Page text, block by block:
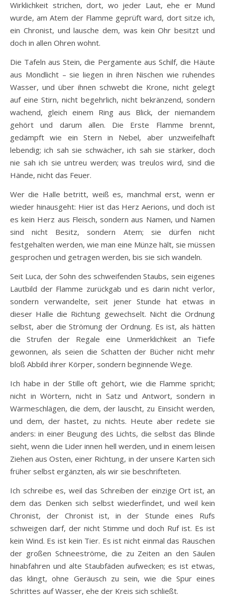
Wirklichkeit strichen, dort, wo jeder Laut, ehe er Mund
wurde, am Atem der Flamme geprüft ward, dort sitze ich,
ein Chronist, und lausche dem, was kein Ohr besitzt und
doch in allen Ohren wohnt.
Die Tafeln aus Stein, die Pergamente aus Schilf, die Häute
aus Mondlicht – sie liegen in ihren Nischen wie ruhendes
Wasser, und über ihnen schwebt die Krone, nicht gelegt
auf eine Stirn, nicht begehrlich, nicht bekränzend, sondern
wachend, gleich einem Ring aus Blick, der niemandem
gehört und darum allen. Die Erste Flamme brennt,
gedämpft wie ein Stern in Nebel, aber unzweifelhaft
lebendig; ich sah sie schwächer, ich sah sie stärker, doch
nie sah ich sie untreu werden; was treulos wird, sind die
Hände, nicht das Feuer.
Wer die Halle betritt, weiß es, manchmal erst, wenn er
wieder hinausgeht: Hier ist das Herz Aerions, und doch ist
es kein Herz aus Fleisch, sondern aus Namen, und Namen
sind nicht Besitz, sondern Atem; sie dürfen nicht
festgehalten werden, wie man eine Münze hält, sie müssen
gesprochen und getragen werden, bis sie sich wandeln.
Seit Luca, der Sohn des schweifenden Staubs, sein eigenes
Lautbild der Flamme zurückgab und es darin nicht verlor,
sondern verwandelte, seit jener Stunde hat etwas in
dieser Halle die Richtung gewechselt. Nicht die Ordnung
selbst, aber die Strömung der Ordnung. Es ist, als hätten
die Strufen der Regale eine Unmerklichkeit an Tiefe
gewonnen, als seien die Schatten der Bücher nicht mehr
bloß Abbild ihrer Körper, sondern beginnende Wege.
Ich habe in der Stille oft gehört, wie die Flamme spricht;
nicht in Wörtern, nicht in Satz und Antwort, sondern in
Wärmeschlägen, die dem, der lauscht, zu Einsicht werden,
und dem, der hastet, zu nichts. Heute aber redete sie
anders: in einer Beugung des Lichts, die selbst das Blinde
sieht, wenn die Lider innen hell werden, und in einem leisen
Ziehen aus Osten, einer Richtung, in der unsere Karten sich
früher selbst ergänzten, als wir sie beschrifteten.
Ich schreibe es, weil das Schreiben der einzige Ort ist, an
dem das Denken sich selbst wiederfindet, und weil kein
Chronist, der Chronist ist, in der Stunde eines Rufs
schweigen darf, der nicht Stimme und doch Ruf ist. Es ist
kein Wind. Es ist kein Tier. Es ist nicht einmal das Rauschen
der großen Schneeströme, die zu Zeiten an den Säulen
hinabfahren und alte Staubfäden aufwecken; es ist etwas,
das klingt, ohne Geräusch zu sein, wie die Spur eines
Schrittes auf Wasser, ehe der Kreis sich schließt.